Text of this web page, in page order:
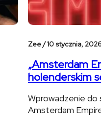
Zee /10 stycznia,
„Amsterdam
holenderskim
Wprowadzenie do
Amsterdam